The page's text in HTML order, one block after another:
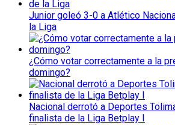
Junior goleó 3-0 a Atlético
la Liga
¿Cómo votar correctamente a la
domingo?
Nacional derrotó a Deportes
finalista de la Liga Betplay I